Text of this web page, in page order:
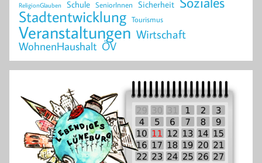
ReligionGlauben Schule SeniorInnen Sicherheit
Stadtentwicklung Tourismus
Veranstaltungen Wirtschaft
WohnenHaushalt ÖV